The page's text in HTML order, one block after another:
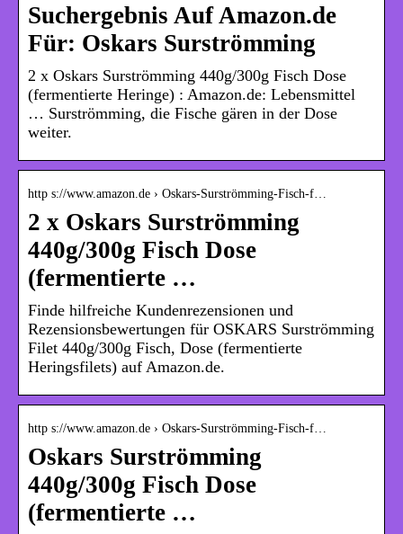
Suchergebnis Auf Amazon.de
Für: Oskars Surströmming
2 x Oskars Surströmming 440g/300g Fisch Dose
(fermentierte Heringe) : Amazon.de: Lebensmittel
… Surströmming, die Fische gären in der Dose
weiter.
http s://www.amazon.de › Oskars-Surströmming-Fisch-f…
2 x Oskars Surströmming
440g/300g Fisch Dose
(fermentierte …
Finde hilfreiche Kundenrezensionen und
Rezensionsbewertungen für OSKARS Surströmming
Filet 440g/300g Fisch, Dose (fermentierte
Heringsfilets) auf Amazon.de.
http s://www.amazon.de › Oskars-Surströmming-Fisch-f…
Oskars Surströmming
440g/300g Fisch Dose
(fermentierte …